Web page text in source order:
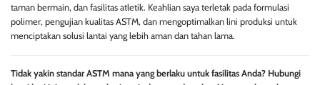
taman bermain, dan fasilitas atletik. Keahlian saya terletak pada formulasi
polimer, pengujian kualitas ASTM, dan mengoptimalkan lini produksi untuk
menciptakan solusi lantai yang lebih aman dan tahan lama.
Tidak yakin standar ASTM mana yang berlaku untuk fasilitas Anda? Hubungi